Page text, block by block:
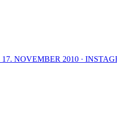
17. NOVEMBER 2010 ·